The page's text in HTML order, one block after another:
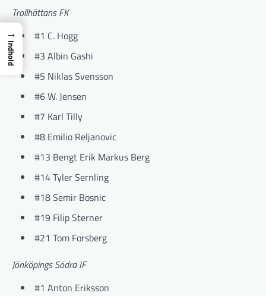
Trollhättans FK
#1 C. Hogg
#3 Albin Gashi
#5 Niklas Svensson
#6 W. Jensen
#7 Karl Tilly
#8 Emilio Reljanovic
#13 Bengt Erik Markus Berg
#14 Tyler Sernling
#18 Semir Bosnic
#19 Filip Sterner
#21 Tom Forsberg
Jönköpings Södra IF
#1 Anton Eriksson
→
Indhold